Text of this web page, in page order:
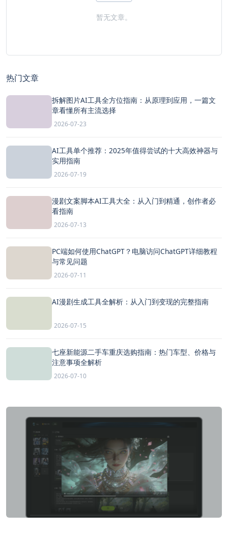
暂无文章。
热门文章
拆解图片AI工具全方位指南：从原理到应用，一篇文
章看懂所有主流选择
2026-07-23
AI工具单个推荐：2025年值得尝试的十大高效神器与
实用指南
2026-07-19
漫剧文案脚本AI工具大全：从入门到精通，创作者必
看指南
2026-07-13
PC端如何使用ChatGPT？电脑访问ChatGPT详细教程
与常见问题
2026-07-11
AI漫剧生成工具全解析：从入门到变现的完整指南
2026-07-15
七座新能源二手车重庆选购指南：热门车型、价格与
注意事项全解析
2026-07-10